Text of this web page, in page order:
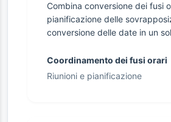
Combina conversione dei fusi
pianificazione delle
conversione delle date in un
Coordinamento dei fusi orari
Riunioni e pianificazione